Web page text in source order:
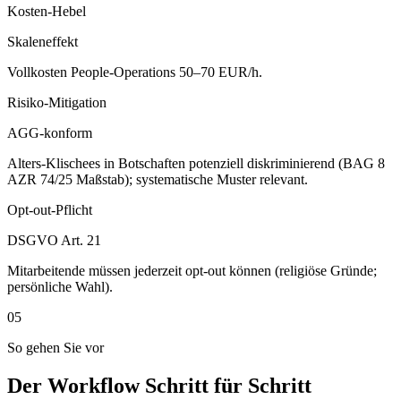
Kosten-Hebel
Skaleneffekt
Vollkosten People-Operations 50–70 EUR/h.
Risiko-Mitigation
AGG-konform
Alters-Klischees in Botschaften potenziell diskriminierend (BAG 8
AZR 74/25 Maßstab); systematische Muster relevant.
Opt-out-Pflicht
DSGVO Art. 21
Mitarbeitende müssen jederzeit opt-out können (religiöse Gründe;
persönliche Wahl).
05
So gehen Sie vor
Der Workflow Schritt für Schritt